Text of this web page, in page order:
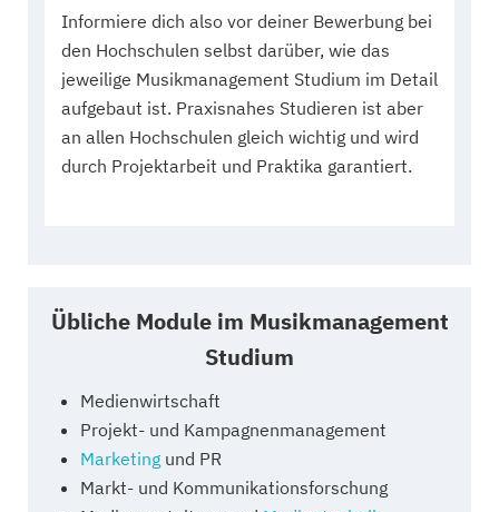
Informiere dich also vor deiner Bewerbung bei
den Hochschulen selbst darüber, wie das
jeweilige Musikmanagement Studium im Detail
aufgebaut ist. Praxisnahes Studieren ist aber
an allen Hochschulen gleich wichtig und wird
durch Projektarbeit und Praktika garantiert.
Übliche Module im Musikmanagement
Studium
Medienwirtschaft
Projekt- und Kampagnenmanagement
Marketing und PR
Markt- und Kommunikationsforschung